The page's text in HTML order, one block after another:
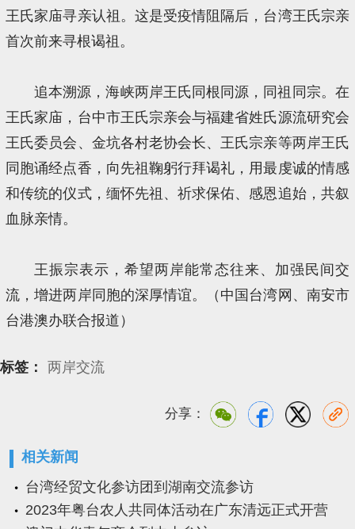
王氏家庙寻亲认祖。这是受疫情阻隔后，台湾王氏宗亲
首次前来寻根谒祖。
追本溯源，海峡两岸王氏同根同源，同祖同宗。在
王氏家庙，台中市王氏宗亲会与福建省姓氏源流研究会
王氏委员会、金坑各村老协会长、王氏宗亲等两岸王氏
同胞诵经点香，向先祖鞠躬行拜谒礼，用最虔诚的情感
和传统的仪式，缅怀先祖、祈求保佑、感恩追始，共叙
血脉亲情。
王振宗表示，希望两岸能常态往来、加强民间交
流，增进两岸同胞的深厚情谊。（中国台湾网、南安市
台港澳办联合报道）
标签： 两岸交流
分享：
相关新闻
台湾经贸文化参访团到湖南交流参访
2023年粤台农人共同体活动在广东清远正式开营